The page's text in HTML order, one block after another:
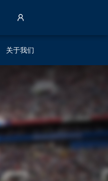
关于我们